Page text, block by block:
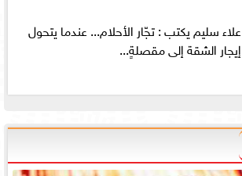
علاء سليم يكتب : تجّار الأحلام... عندما يتحول
إيجار الشقة إلى مقصلةٍ...